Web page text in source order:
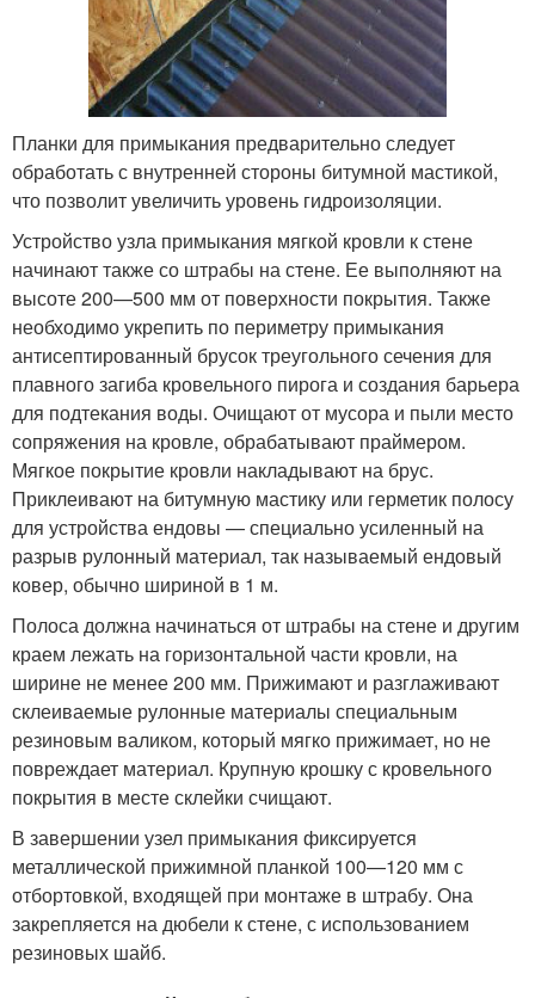
Планки для примыкания предварительно следует
обработать с внутренней стороны битумной мастикой,
что позволит увеличить уровень гидроизоляции.
Устройство узла примыкания мягкой кровли к стене
начинают также со штрабы на стене. Ее выполняют на
высоте 200—500 мм от поверхности покрытия. Также
необходимо укрепить по периметру примыкания
антисептированный брусок треугольного сечения для
плавного загиба кровельного пирога и создания барьера
для подтекания воды. Очищают от мусора и пыли место
сопряжения на кровле, обрабатывают праймером.
Мягкое покрытие кровли накладывают на брус.
Приклеивают на битумную мастику или герметик полосу
для устройства ендовы — специально усиленный на
разрыв рулонный материал, так называемый ендовый
ковер, обычно шириной в 1 м.
Полоса должна начинаться от штрабы на стене и другим
краем лежать на горизонтальной части кровли, на
ширине не менее 200 мм. Прижимают и разглаживают
склеиваемые рулонные материалы специальным
резиновым валиком, который мягко прижимает, но не
повреждает материал. Крупную крошку с кровельного
покрытия в месте склейки счищают.
В завершении узел примыкания фиксируется
металлической прижимной планкой 100—120 мм с
отбортовкой, входящей при монтаже в штрабу. Она
закрепляется на дюбели к стене, с использованием
резиновых шайб.